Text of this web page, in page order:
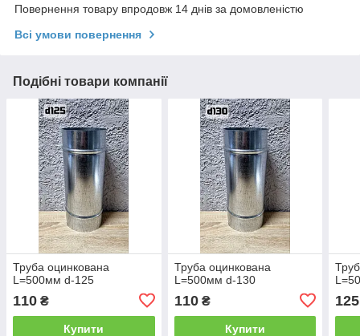
Повернення товару впродовж 14 днів за домовленістю
Всі умови повернення
Подібні товари компанії
Труба оцинкована
L=500мм d-125
110 ₴
Купити
Труба оцинкована
L=500мм d-130
110₴
Купити
125